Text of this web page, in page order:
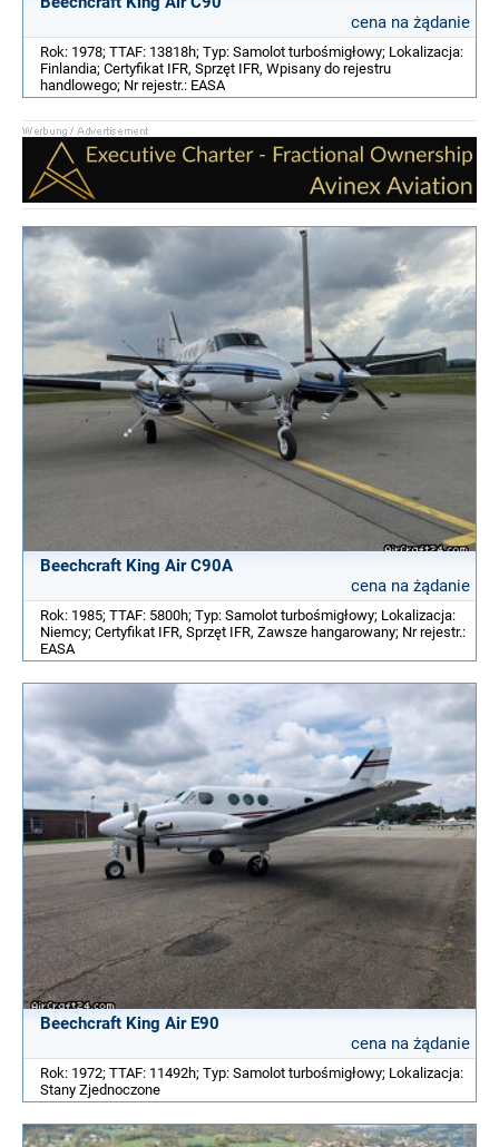
cena na żądanie
Rok: 1978; TTAF: 13818h; Typ: Samolot turbośmigłowy; Lokalizacja:
Finlandia; Certyfikat IFR, Sprzęt IFR, Wpisany do rejestru
handlowego; Nr rejestr.: EASA
Beechcraft King Air C90A
cena na żądanie
Rok: 1985; TTAF: 5800h; Typ: Samolot turbośmigłowy; Lokalizacja:
Niemcy; Certyfikat IFR, Sprzęt IFR, Zawsze hangarowany; Nr rejestr.:
EASA
Beechcraft King Air E90
cena na żądanie
Rok: 1972; TTAF: 11492h; Typ: Samolot turbośmigłowy; Lokalizacja:
Stany Zjednoczone